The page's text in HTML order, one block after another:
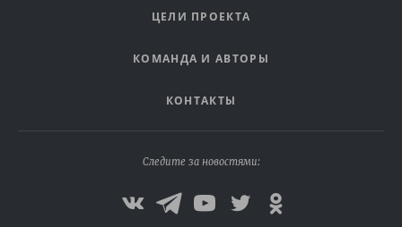
ЦЕЛИ ПРОЕКТА
КОМАНДА И АВТОРЫ
КОНТАКТЫ
Следите за новостями: